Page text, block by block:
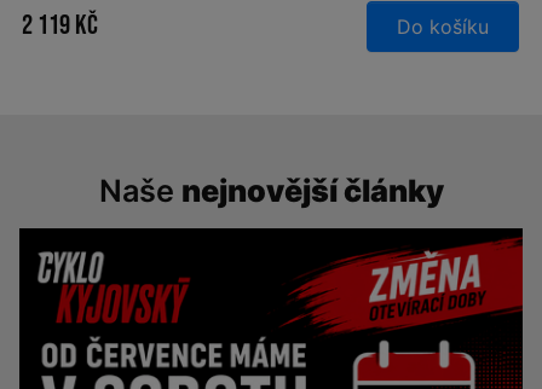
2 119 Kč Do košíku
Naše nejnovější články